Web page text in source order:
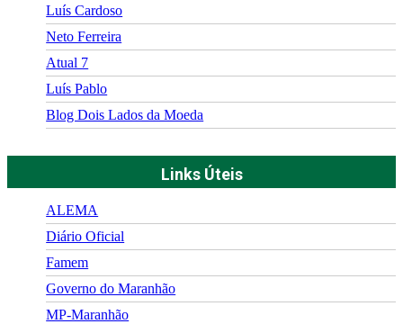
Luís Cardoso
Neto Ferreira
Atual 7
Luís Pablo
Blog Dois Lados da Moeda
Links Úteis
ALEMA
Diário Oficial
Famem
Governo do Maranhão
MP-Maranhão